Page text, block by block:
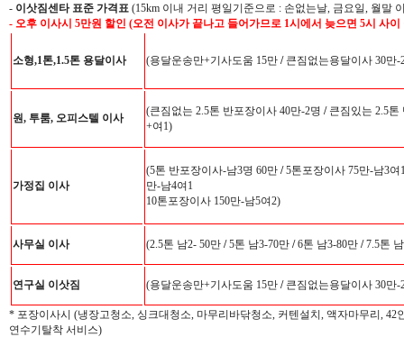
- 이삿짐센타 표준 가격표 (15km 이내 거리 평일기준으로 : 손없는날, 금요일, 월말
- 오후 이사시 5만원 할인 (오전 이사가 끝나고 들어가므로 1시에서 늦으면 5시 사
소형,1톤,1.5톤 용달이사 (용달운송만+기사도움 15만 /큰짐없는용달이사 30만-
원, 투룸, 오피스텔 이사
(큰짐없는 2.5톤 반포장이사 40만-2명 /큰짐있는 2.5톤
+여1)
가정집 이사
(5톤 반포장이사-남3명 60만 /5톤포장이사 75만-남3여
만-남4여1
10톤포장이사 150만-남5여2)
사무실 이사 (2.5톤 남2- 50만 /5톤 남3-70만 /6톤 남3-80만 /7.5톤
연구실 이삿짐 (용달운송만+기사도움 15만 /큰짐없는용달이사 30만
* 포장이사시 (냉장고청소, 싱크대청소, 마무리바닦청소, 커텐설치, 액자마무리,
연수기탈착 서비스)